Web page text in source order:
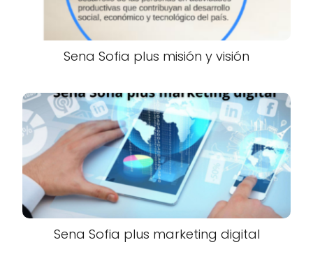
Sena Sofia plus misión y visión
Sena Sofia plus marketing digital